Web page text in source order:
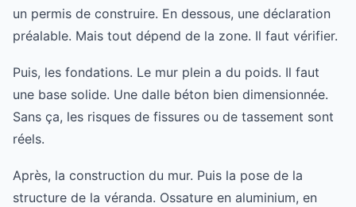
un permis de construire. En dessous, une déclaration
préalable. Mais tout dépend de la zone. Il faut vérifier.
Puis, les fondations. Le mur plein a du poids. Il faut
une base solide. Une dalle béton bien dimensionnée.
Sans ça, les risques de fissures ou de tassement sont
réels.
Après, la construction du mur. Puis la pose de la
structure de la véranda. Ossature en aluminium, en